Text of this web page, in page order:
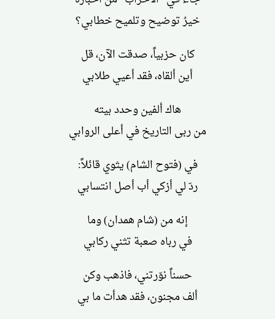
خيرُ توضيح وتلميح خطابي؟
كان حزبياً، صدقت الآن، قل
أين ألقاه، فقد أعيي طلابي
هاك ألفين وحدد بيته
من ربى التاريخ في أعلى الروابي
في (فتوح الشام) يثوي قائلاً:
ردّ لي أزكي أب أصل انتسابي
إنه من (شام همدان) وما
في رباه صعبة تثني ركابي
حسناً نوّرتني، فاذهب وكن
ألف مجنون، فقد هدأت ما بي